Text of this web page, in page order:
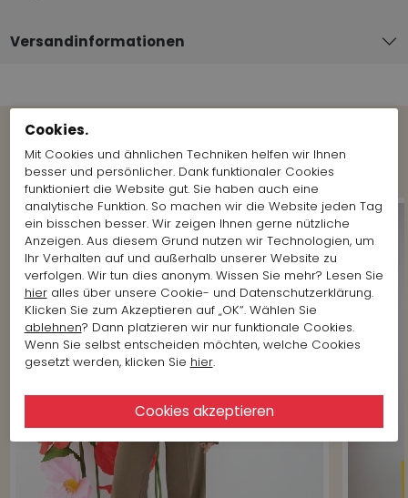
Versandinformationen
Shop the Look
Cookies.
Mit Cookies und ähnlichen Techniken helfen wir Ihnen
besser und persönlicher. Dank funktionaler Cookies
funktioniert die Website gut. Sie haben auch eine
analytische Funktion. So machen wir die Website jeden Tag
ein bisschen besser. Wir zeigen Ihnen gerne nützliche
Anzeigen. Aus diesem Grund nutzen wir Technologien, um
Ihr Verhalten auf und außerhalb unserer Website zu
verfolgen. Wir tun dies anonym. Wissen Sie mehr? Lesen Sie
hieralles über unsere Cookie- und Datenschutzerklärung.
Klicken Sie zum Akzeptieren auf „OK“. Wählen Sie
ablehnen? Dann platzieren wir nur funktionale Cookies.
Wenn Sie selbst entscheiden möchten, welche Cookies
gesetzt werden, klicken Sie hier.